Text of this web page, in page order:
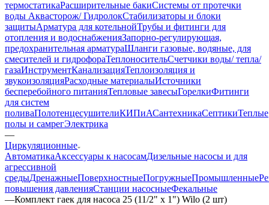
термостатикаРасширительные бакиСистемы от протечки
воды Аквасторож/ ГидролокСтабилизаторы и блоки
защитыАрматура для котельнойТрубы и фитинги для
отопления и водоснабженияЗапорно-регулирующая,
предохранительная арматураШланги газовые, водяные, для
смесителей и гидрофораТеплоносительСчетчики воды/ тепла/
газаИнструментКанализацияТеплоизоляция и
звукоизоляцияРасходные материалыИсточники
бесперебойного питанияТепловые завесыГорелкиФитинги
для систем
поливаПолотенцесушителиКИПиАСантехникаСептикиТеплые
полы и самрегЭлектрика
—
Циркуляционные
АвтоматикаАксессуары к насосамДизельные насосы и для
агрессивной
средыДренажныеПоверхностныеПогружныеПромышленные
повышения давленияСтанции насосныеФекальные
—Комплект гаек для насоса 25 (11/2" х 1") Wilo (2 шт)